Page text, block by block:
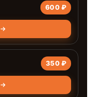
600 ₽
350 ₽